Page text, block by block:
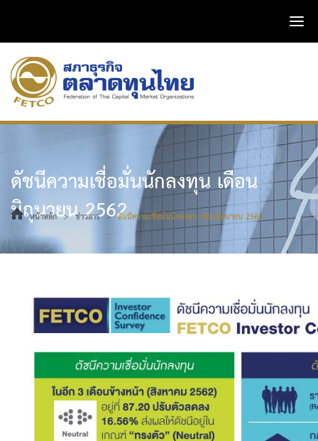
ดัชนีความเชื่อมั่นนักลงทุน เดือน
มิถุนายน 2562
หน้าหลัก > ข่าวสาร > ดัชนีความเชื่อมั่นนักลงทุน เดือนมิถุนายน 2562